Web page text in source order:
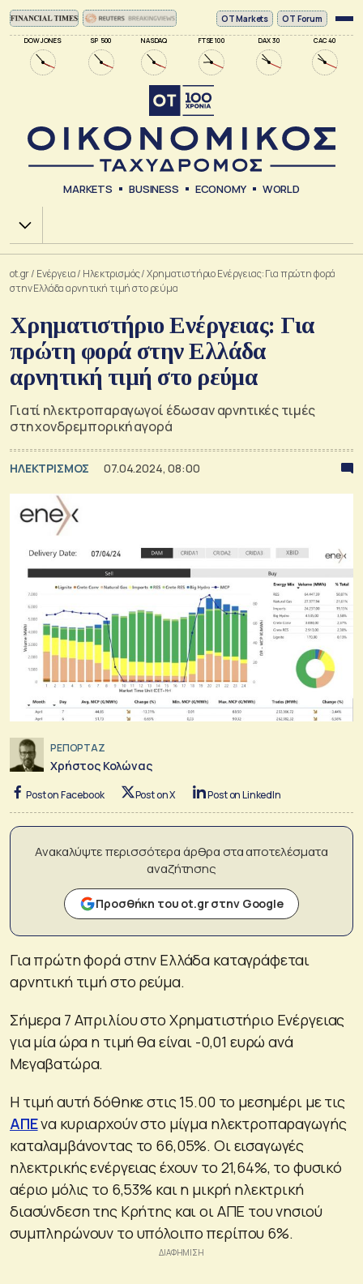
DOW JONES SP 500 NASDAQ FTSE 100 DAX 30 CAC 40
ΟΤ Markets OT Forum
MARKETS BUSINESS ECONOMY WORLD
Χ.Α.
ot.gr/ Ενέργεια/ Ηλεκτρισμός/Χρηματιστήριο Ενέργειας: Για πρώτη φορά
στην Ελλάδα αρνητική τιμή στο ρεύμα
Χρηματιστήριο Ενέργειας: Για
πρώτη φορά στην Ελλάδα
αρνητική τιμή στο ρεύμα
Γιατί ηλεκτροπαραγωγοί έδωσαν αρνητικές τιμές
στη χονδρεμπορική αγορά
ΗΛΕΚΤΡΙΣΜΟΣ 07.04.2024, 08:00
ΡΕΠΟΡΤΑΖ
Χρήστος Κολώνας
Post on Facebook Post on X Post on LinkedIn
Ανακαλύψτε περισσότερα άρθρα στα αποτελέσματα
αναζήτησης
Προσθήκη του ot.gr στην Google
Για πρώτη φορά στην Ελλάδα καταγράφεται
αρνητική τιμή στο ρεύμα.
Σήμερα 7 Απριλίου στο Χρηματιστήριο Ενέργειας
για μία ώρα η τιμή θα είναι -0,01 ευρώ ανά
Μεγαβατώρα.
Η τιμή αυτή δόθηκε στις 15.00 το μεσημέρι με τις
ΑΠΕνα κυριαρχούν στο μίγμα ηλεκτροπαραγωγής
καταλαμβάνοντας το 66,05%. Οι εισαγωγές
ηλεκτρικής ενέργειας έχουν το 21,64%, το φυσικό
αέριο μόλις το 6,53% και η μικρή ηλεκτρική
διασύνδεση της Κρήτης και οι ΑΠΕ του νησιού
συμπληρώνουν το υπόλοιπο περίπου 6%.